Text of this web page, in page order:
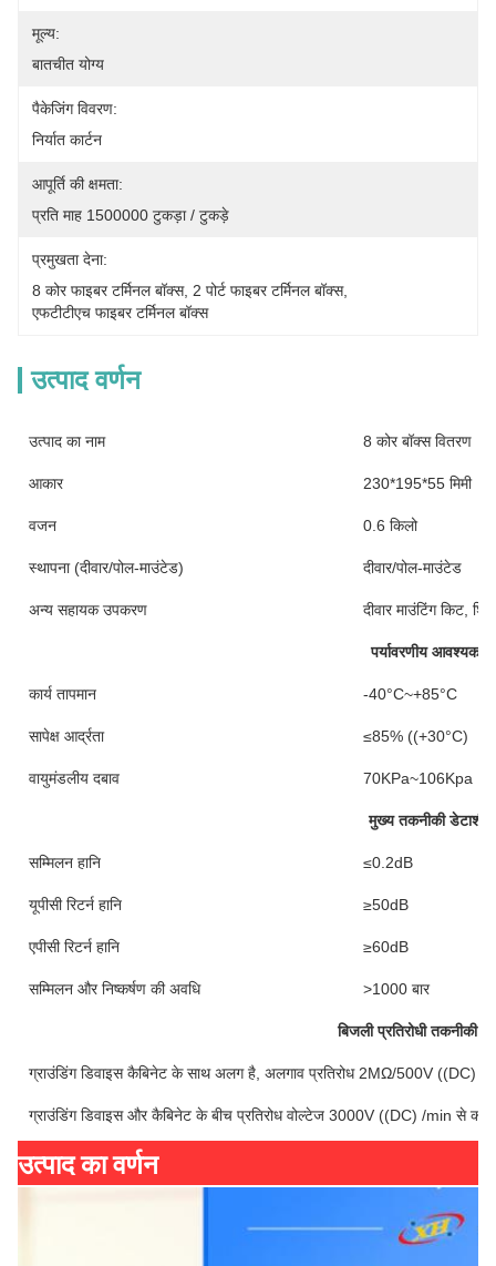
मूल्य:
बातचीत योग्य
पैकेजिंग विवरण:
निर्यात कार्टन
आपूर्ति की क्षमता:
प्रति माह 1500000 टुकड़ा / टुकड़े
प्रमुखता देना:
8 कोर फाइबर टर्मिनल बॉक्स, 2 पोर्ट फाइबर टर्मिनल बॉक्स,
एफटीटीएच फाइबर टर्मिनल बॉक्स
उत्पाद वर्णन
उत्पाद का नाम 8 कोर बॉक्स वितरण
आकार 230*195*55 मिमी
वजन 0.6 किलो
स्थापना (दीवार/पोल-माउंटेड) दीवार/पोल-माउंटेड
अन्य सहायक उपकरण दीवार माउंटिंग किट,
पर्यावरणीय आवश्यकता
कार्य तापमान -40°C~+85°C
सापेक्ष आर्द्रता ≤85% ((+30°C)
वायुमंडलीय दबाव 70KPa~106Kpa
मुख्य तकनीकी डेटाशीट
सम्मिलन हानि ≤0.2dB
यूपीसी रिटर्न हानि ≥50dB
एपीसी रिटर्न हानि ≥60dB
सम्मिलन और निष्कर्षण की अवधि >1000 बार
बिजली प्रतिरोधी तकनीकी
ग्राउंडिंग डिवाइस कैबिनेट के साथ अलग है, अलगाव प्रतिरोध 2MΩ/500V ((DC)
ग्राउंडिंग डिवाइस और कैबिनेट के बीच प्रतिरोध वोल्टेज 3000V ((DC) /min से
उत्पाद का वर्णन